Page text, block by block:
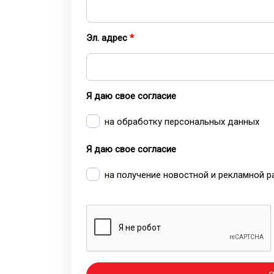
Эл. адрес
Я даю свое согласие
на обработку персональных данных
Я даю свое согласие
на получение новостной и рекламной